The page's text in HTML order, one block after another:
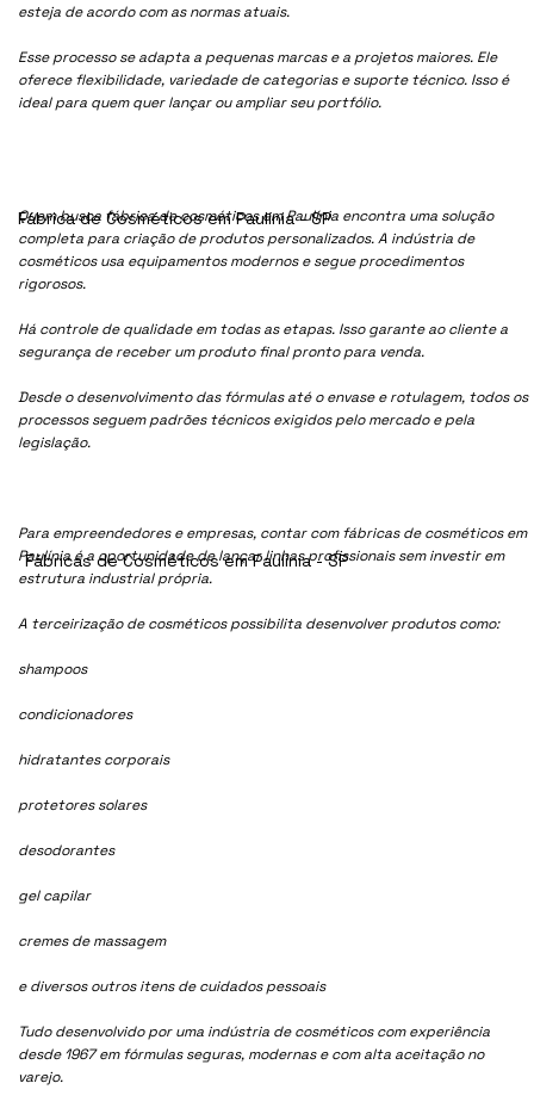
esteja de acordo com as normas atuais.
Esse processo se adapta a pequenas marcas e a projetos maiores. Ele
oferece flexibilidade, variedade de categorias e suporte técnico. Isso é
ideal para quem quer lançar ou ampliar seu portfólio.
Quem busca fábrica de cosméticos em Paulínia encontra uma solução
completa para criação de produtos personalizados. A indústria de
cosméticos usa equipamentos modernos e segue procedimentos
rigorosos.
Há controle de qualidade em todas as etapas. Isso garante ao cliente a
segurança de receber um produto final pronto para venda.
Desde o desenvolvimento das fórmulas até o envase e rotulagem, todos os
processos seguem padrões técnicos exigidos pelo mercado e pela
legislação.
Para empreendedores e empresas, contar com fábricas de cosméticos em
Paulínia é a oportunidade de lançar linhas profissionais sem investir em
estrutura industrial própria.
A terceirização de cosméticos possibilita desenvolver produtos como:
shampoos
condicionadores
hidratantes corporais
protetores solares
desodorantes
gel capilar
cremes de massagem
e diversos outros itens de cuidados pessoais
Tudo desenvolvido por uma indústria de cosméticos com experiência
desde 1967 em fórmulas seguras, modernas e com alta aceitação no
varejo.
Fábrica de Cosméticos em Paulínia - SP
Fábricas de Cosméticos em Paulínia - SP